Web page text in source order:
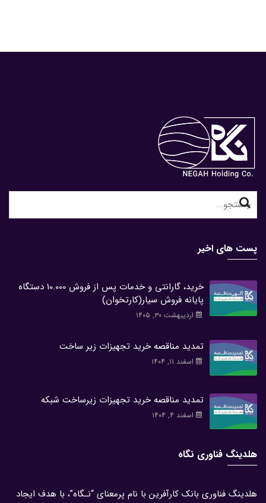
Search
for:
پست های اخیر
خرید، گارانتی و خدمات پس از فروش 10.000 دستگاه
پایانه فروش سیار(کارتخوان)
اردیبهشت ۳۰, ۱۴۰۵
تمدید مناقصه خرید تجهیزات زیر ساخت
اسفند ۱۱, ۱۴۰۴
تمدید مناقصه خرید تجهیزات زیرساخت شبکه
اسفند ۴, ۱۴۰۴
هلدینگ فناوری نگاه
هلدینگ فناوری بانک کارآفرین با نام پرمعنای “نـگاه”، با هدف ایجاد